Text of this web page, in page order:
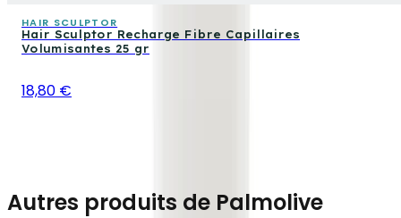
HAIR SCULPTOR
Hair Sculptor Recharge Fibre Capillaires
Volumisantes 25 gr
18,80 €
Autres produits de Palmolive